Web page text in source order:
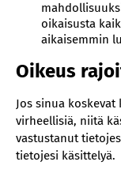
oikaisusta
aikaisemmin
Oikeus
Jos sinua
virheellisiä, niitä
vastustanut
tietojesi käsittelyä.